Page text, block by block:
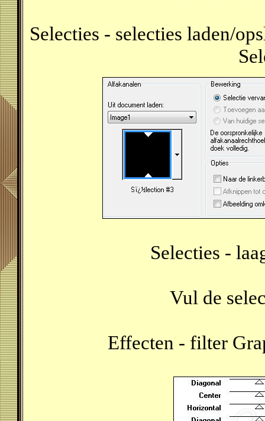
Selecties - selecties laden/
Selecties -
Vul de
Effecten - filter